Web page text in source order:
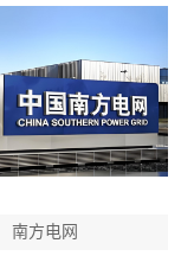
南方电网